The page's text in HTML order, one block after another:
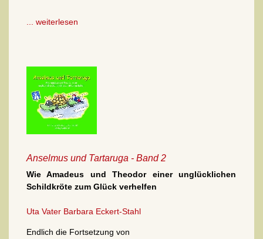
... weiterlesen
Anselmus und Tartaruga - Band 2
Wie Amadeus und Theodor einer unglücklichen
Schildkröte zum Glück verhelfen
Uta Vater Barbara Eckert-Stahl
Endlich die Fortsetzung von